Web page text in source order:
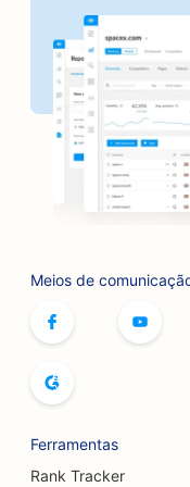
SEO para bancos
SEO para
SEO para
SEO para
SEO para
SEO para cafés
SEO para livrarias
Meios de
Ferramentas
Rank Tracker